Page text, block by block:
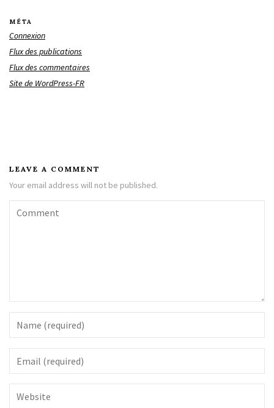
MÉTA
Connexion
Flux des publications
Flux des commentaires
Site de WordPress-FR
LEAVE A COMMENT
Your email address will not be published.